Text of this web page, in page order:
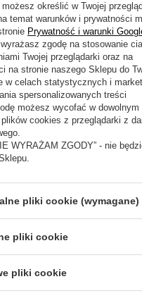
10 ml
hybrydowy 10 ml earl grey
określić w Twojej
temat warunków i prywatności
Prywatność i warunki
wyrażasz zgodę na stosowanie
Twojej przeglądarki oraz na
na stronie naszego Sklepu do
w celach statystycznych i
spersonalizowanych treści
możesz wycofać w dowolnym
cookies z przeglądarki z
WYRAŻAM ZGODY” - nie
pliki cookie (wymagane)
pliki cookie
pliki cookie